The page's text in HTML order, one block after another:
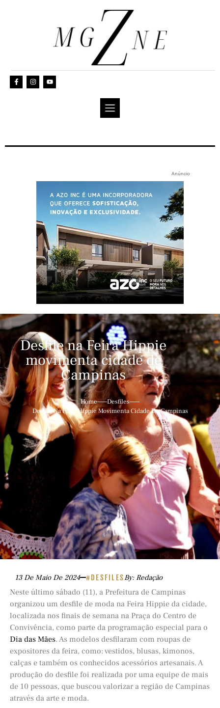
Anúncio
Desfile na Feira Hippie
movimenta cidade de
Campinas
Home
Desfiles
Desfile Na Feira Hippie Movimenta Cidade De Campinas
13 De Maio De 2024 #DESFILESBy: Redação
Neste último sábado (11), a Prefeitura de Campinas
organizou um desfile de moda na Feira Hippie da cidade,
localizada nos finais de semana na Praça do Centro de
Convivência, como parte da programação especial para o
Dia das Mães. As modelos desfilaram com roupas de
expositores da feira, como: vestidos, blusas, kimonos,
calças e também os conhecidos acessórios artesanais. A
produção do desfile foi realizada por uma equipe de mais
de 10 pessoas, que buscou valorizar a região de Campinas
através da arte e moda.